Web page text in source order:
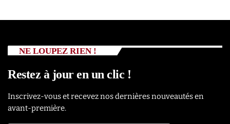
NE LOUPEZ RIEN !
Restez à jour en un clic !
Inscrivez-vous et recevez nos dernières nouveautés en
avant-première.